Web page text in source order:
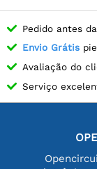
Pedido antes
Envio Grátis
Avaliação do
Serviço